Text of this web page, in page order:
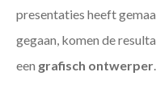
presentaties heeft
gegaan, komen de
een grafisch ontwerper